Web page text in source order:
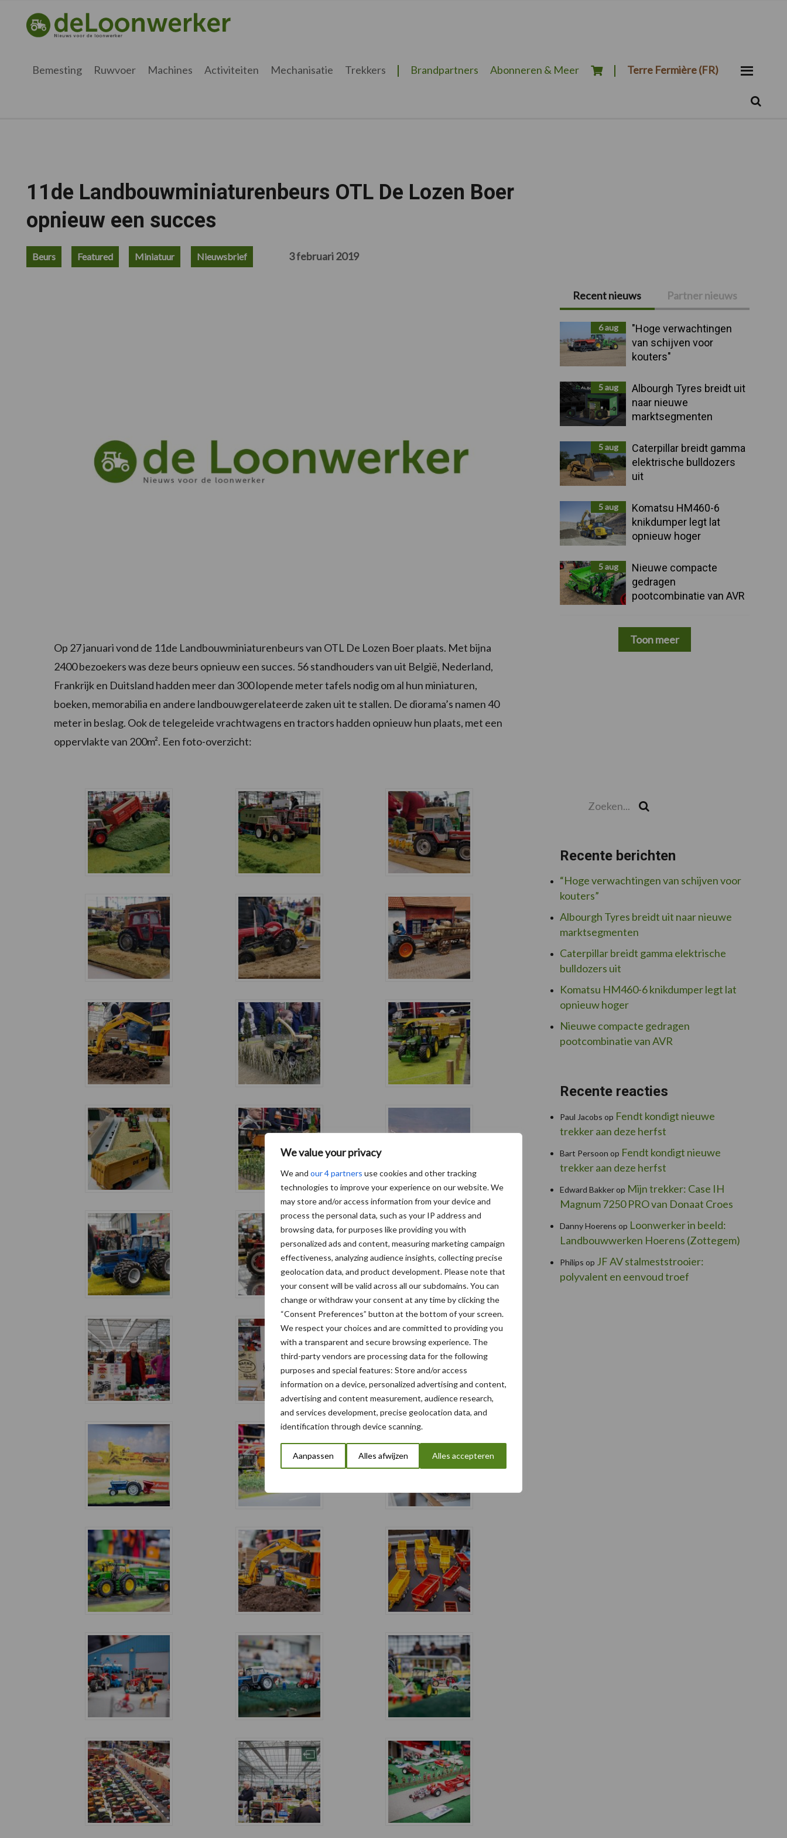
We value your privacy
We and our 4 partners use cookies and other tracking
technologies to improve your experience on our website. We
may store and/or access information from your device and
process the personal data, such as your IP address and
browsing data, for purposes like providing you with
personalized ads and content, measuring marketing campaign
effectiveness, analyzing audience insights, collecting precise
geolocation data, and product development. Please note that
your consent will be valid across all our subdomains. You can
change or withdraw your consent at any time by clicking the
“Consent Preferences” button at the bottom of your screen.
We respect your choices and are committed to providing you
with a transparent and secure browsing experience. The
third-party vendors are processing data for the following
purposes and special features: Store and/or access
information on a device, personalized advertising and content,
advertising and content measurement, audience research,
and services development, precise geolocation data, and
identification through device scanning.
Aanpassen Alles afwijzen Alles accepteren
hoofdnavigatie
hoofd
eerste
voettekst
deloonwerker.be
Bemesting Ruwvoer Machines Activiteiten Mechanisatie Trekkers Brandpartners Abonneren & Meer Terre Fermière (FR)
11de Landbouwminiaturenbeurs OTL De Lozen Boer
opnieuw een succes
Beurs Featured Miniatuur Nieuwsbrief 3 februari 2019
Op 27 januari vond de 11de Landbouwminiaturenbeurs van OTL De Lozen Boer plaats. Met bijna
2400 bezoekers was deze beurs opnieuw een succes. 56 standhouders van uit België, Nederland,
Frankrijk en Duitsland hadden meer dan 300 lopende meter tafels nodig om al hun miniaturen,
boeken, memorabilia en andere landbouwgerelateerde zaken uit te stallen. De diorama’s namen 40
meter in beslag. Ook de telegeleide vrachtwagens en tractors hadden opnieuw hun plaats, met een
oppervlakte van 200m². Een foto-overzicht:
Primaire
Sidebar
Recent nieuws Partner nieuws
6 aug
"Hoge verwachtingen
van schijven voor
kouters"
5 aug
Albourgh Tyres breidt uit
naar nieuwe
marktsegmenten
5 aug
Caterpillar breidt gamma
elektrische bulldozers
uit
5 aug
Komatsu HM460-6
knikdumper legt lat
opnieuw hoger
5 aug
Nieuwe compacte
gedragen
pootcombinatie van AVR
Toon meer
Recente berichten
“Hoge verwachtingen van schijven voor
kouters”
Albourgh Tyres breidt uit naar nieuwe
marktsegmenten
Caterpillar breidt gamma elektrische
bulldozers uit
Komatsu HM460-6 knikdumper legt lat
opnieuw hoger
Nieuwe compacte gedragen
pootcombinatie van AVR
Recente reacties
Paul Jacobs op Fendt kondigt nieuwe
trekker aan deze herfst
Bart Persoon op Fendt kondigt nieuwe
trekker aan deze herfst
Edward Bakkerop Mijn trekker: Case IH
Magnum 7250 PRO van Donaat Croes
Danny Hoerens op Loonwerker in beeld:
Landbouwwerken Hoerens (Zottegem)
Philips op JF AV stalmeststrooier:
polyvalent en eenvoud troef